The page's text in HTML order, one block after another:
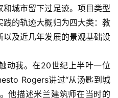
城市留下过足迹。项目类型
践的轨迹大概归为四大类：教
及近几年发展的景观基础设
动我。在20世纪上半叶一位
Rogers讲过“从汤匙到城
他描述米兰建筑师在当时的